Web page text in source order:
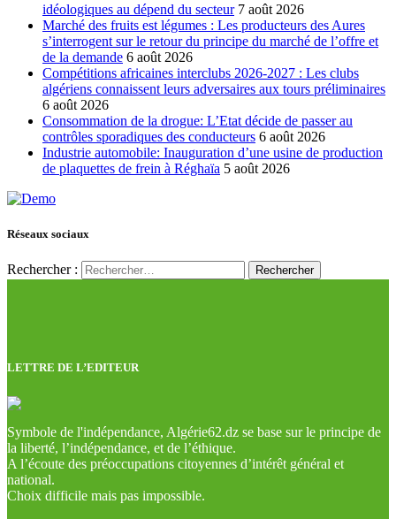
idéologiques au dépend du secteur 7 août 2026
Marché des fruits est légumes : Les producteurs des Aures
s’interrogent sur le retour du principe du marché de l’offre et
de la demande 6 août 2026
Compétitions africaines interclubs 2026-2027 : Les clubs
algériens connaissent leurs adversaires aux tours préliminaires
6 août 2026
Consommation de la drogue: L’Etat décide de passer au
contrôles sporadiques des conducteurs 6 août 2026
Industrie automobile: Inauguration d’une usine de production
de plaquettes de frein à Réghaïa 5 août 2026
Réseaux sociaux
Rechercher :
LETTRE DE L’EDITEUR
Symbole de l'indépendance, Algérie62.dz se base sur le principe de
la liberté, l’indépendance, et de l’éthique.
A l’écoute des préoccupations citoyennes d’intérêt général et
national.
Choix difficile mais pas impossible.